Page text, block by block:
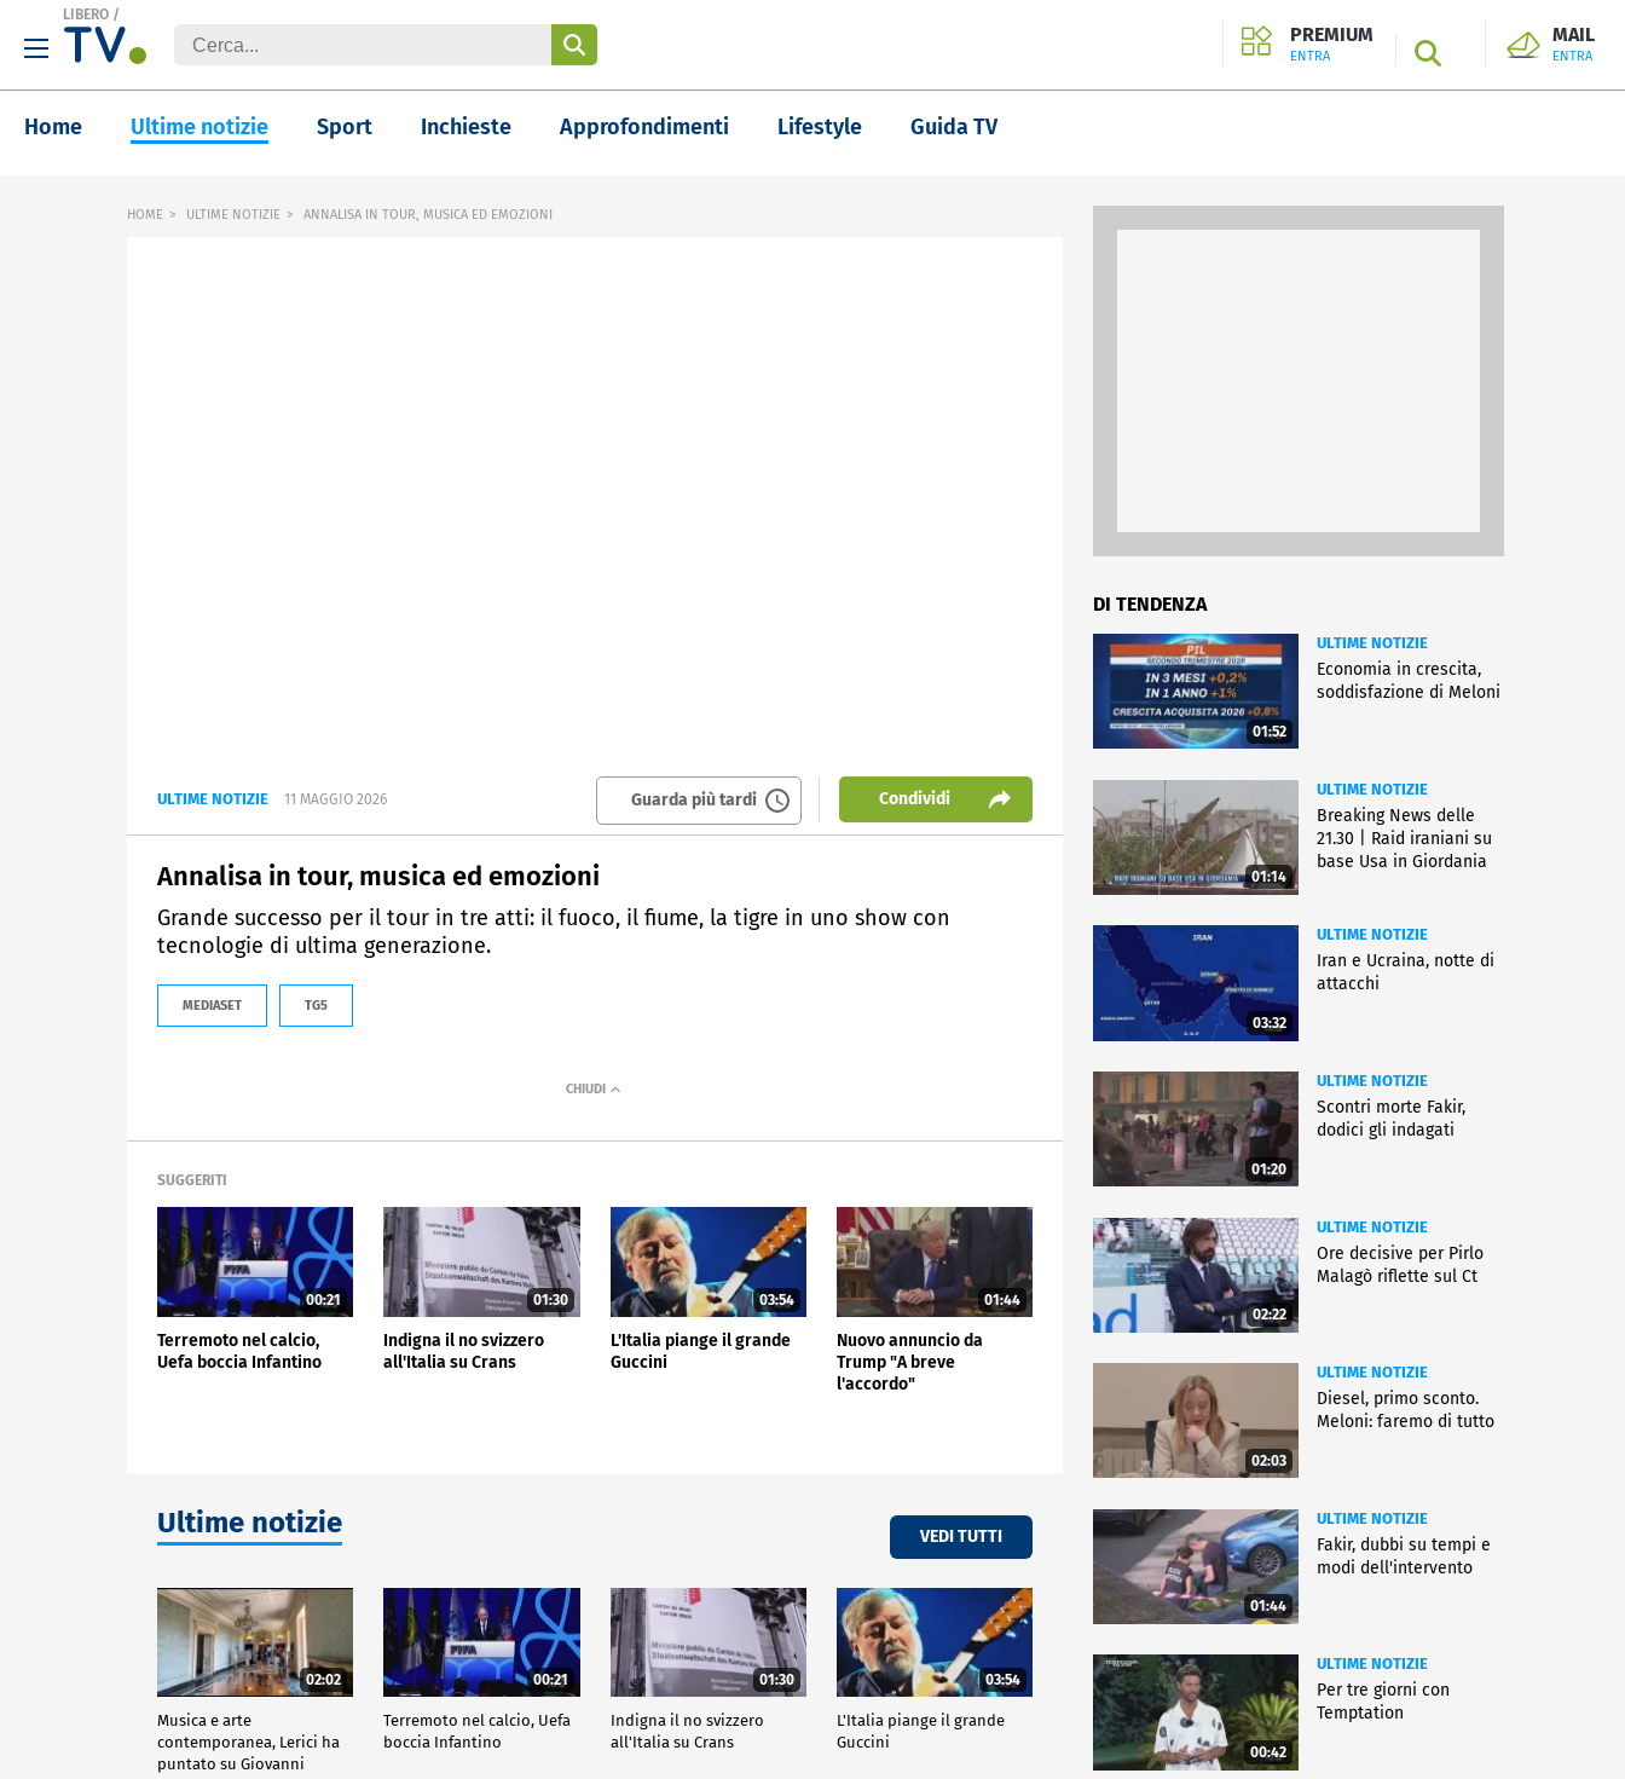
LIBERO /
PREMIUM
ENTRA SEARCH
MAIL
ENTRA
Home Ultime notizie Sport Inchieste Approfondimenti Lifestyle Guida TV
HOME ULTIME NOTIZIE ANNALISA IN TOUR, MUSICA ED EMOZIONI
ULTIME NOTIZIE 11 MAGGIO 2026 Guarda più tardi Condividi
Annalisa in tour, musica ed emozioni
Grande successo per il tour in tre atti: il fuoco, il fiume, la tigre in uno show con
tecnologie di ultima generazione.
MEDIASET TG5
SUGGERITI
00:21
Terremoto nel calcio,
Uefa boccia Infantino
01:30
Indigna il no svizzero
all'Italia su Crans
03:54
L'Italia piange il grande
Guccini
01:44
Nuovo annuncio da
Trump "A breve
l'accordo"
Ultime notizie VEDI TUTTI
02:02
Musica e arte
contemporanea, Lerici ha
puntato su Giovanni
00:21
Terremoto nel calcio, Uefa
boccia Infantino
01:30
Indigna il no svizzero
all'Italia su Crans
03:54
L'Italia piange il grande
Guccini
DI TENDENZA
01:52
ULTIME NOTIZIE
Economia in crescita,
soddisfazione di Meloni
01:14
ULTIME NOTIZIE
Breaking News delle
21.30 | Raid iraniani su
base Usa in Giordania
03:32
ULTIME NOTIZIE
Iran e Ucraina, notte di
attacchi
01:20
ULTIME NOTIZIE
Scontri morte Fakir,
dodici gli indagati
02:22
ULTIME NOTIZIE
Ore decisive per Pirlo
Malagò riflette sul Ct
02:03
ULTIME NOTIZIE
Diesel, primo sconto.
Meloni: faremo di tutto
01:44
ULTIME NOTIZIE
Fakir, dubbi su tempi e
modi dell'intervento
00:42
ULTIME NOTIZIE
Per tre giorni con
Temptation